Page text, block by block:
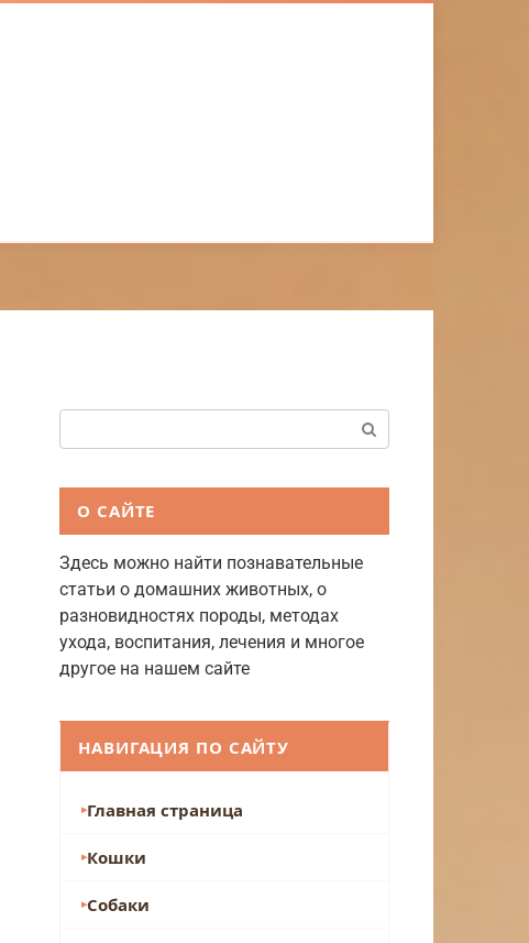
О САЙТЕ
Здесь можно найти познавательные
статьи о домашних животных, о
разновидностях породы, методах
ухода, воспитания, лечения и многое
другое на нашем сайте
НАВИГАЦИЯ ПО САЙТУ
Главная страница
Кошки
Собаки